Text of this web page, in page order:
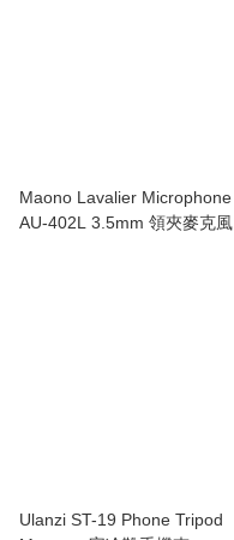
Maono Lavalier Microphone
AU-402L 3.5mm 領夾麥克風
Ulanzi ST-19 Phone Tripod